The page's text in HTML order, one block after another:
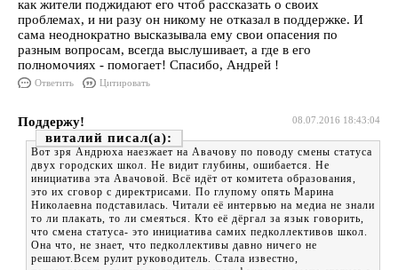
как жители поджидают его чтоб рассказать о своих
проблемах, и ни разу он никому не отказал в поддержке. И
сама неоднократно высказывала ему свои опасения по
разным вопросам, всегда выслушивает, а где в его
полномочиях - помогает! Спасибо, Андрей !
Ответить Цитировать
08.07.2016 18:43:04
Поддержу!
виталий
Вот зря Андрюха наезжает на Авачову по поводу смены статуса
двух городских школ. Не видит глубины, ошибается. Не
инициатива эта Авачовой. Всё идёт от комитета образования,
это их сговор с директрисами. По глупому опять Марина
Николаевна подставилась. Читали её интервью на медиа не знали
то ли плакать, то ли смеяться. Кто её дёргал за язык говорить,
что смена статуса- это инициатива самих педколлективов школ.
Она что, не знает, что педколлективы давно ничего не
решают.Всем рулит руководитель. Стала известно,